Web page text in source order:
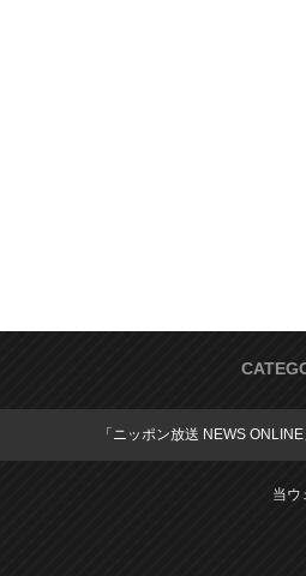
「ニッポン放送 NEWS
当ウ